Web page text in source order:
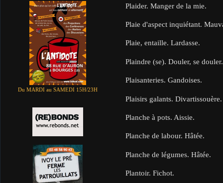
Du MARDI au SAMEDI 15H/23H
Plaider. Manger de la mie.
Plaie d'aspect inquiétant.
Plaie, entaille. Lardasse.
Plaindre (se). Douler, se
Plaisanteries. Gandoises.
Plaisirs galants. Divartissouère.
Planche à pots. Aissie.
Planche de labour. Hâtée.
Planche de légumes. Hâtée.
Plantoir. Fichot.